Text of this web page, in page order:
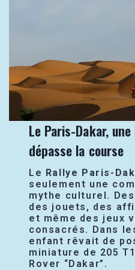
Le Paris-Dakar,
dépasse la course
Le Rallye Paris-
seulement une
mythe culturel.
des jouets, des
et même des jeux
consacrés. Dans
enfant rêvait de
miniature de 205
Rover “Dakar”.